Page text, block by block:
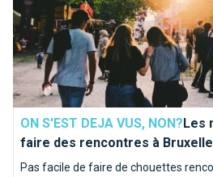
ON S'EST DEJA VUS, NON? Les
faire des rencontres à
Pas facile de faire de chouettes